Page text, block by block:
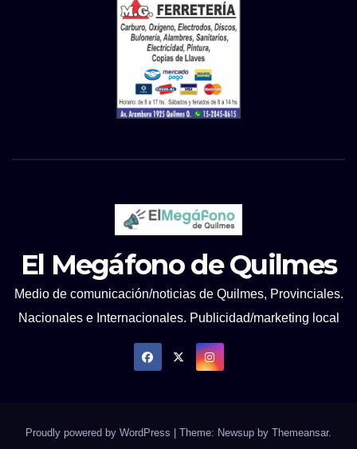
El Megáfono de Quilmes
Medio de comunicación/noticias de Quilmes, Provinciales.
Nacionales e Internacionales. Publicidad/marketing local
Proudly powered by WordPress | Theme: Newsup by Themeansar.